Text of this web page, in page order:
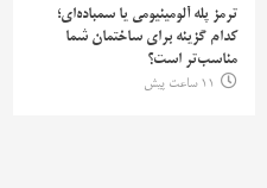
ترمز پله آلومینیومی یا سمباده‌ای؛
کدام گزینه برای ساختمان شما
مناسب‌تر است؟
11 ساعت پیش